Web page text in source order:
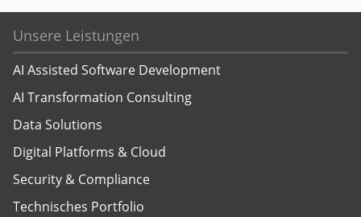
Unsere Leistungen
AI Assisted Software Development
AI Transformation Consulting
Data Solutions
Digital Platforms & Cloud
Security & Compliance
Technisches Portfolio